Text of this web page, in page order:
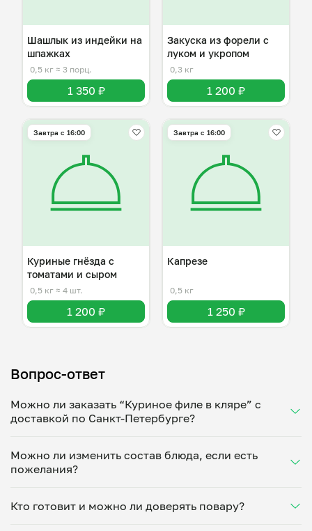
Шашлык из индейки на
шпажках
0,5 кг ≈ 3 порц.
1 350 ₽
Закуска из форели с
луком и укропом
0,3 кг
1 200 ₽
Завтра c 16:00
Куриные гнёзда с
томатами и сыром
0,5 кг ≈ 4 шт.
1 200 ₽
Завтра c 16:00
Капрезе
0,5 кг
1 250 ₽
Вопрос-ответ
Можно ли заказать “Куриное филе в кляре” с
доставкой по Санкт-Петербурге?
Укажите удобное время — и получите свежее
домашнее блюдо в большой порции прямо с плиты.
минут. Статус заказа отслеживайте в личном
кабинете, а с поваром можно связаться напрямую в
Можно ли изменить состав блюда, если есть
пожелания?
под ваши предпочтения: уберет специи, снизит
Кто готовит и можно ли доверять повару?